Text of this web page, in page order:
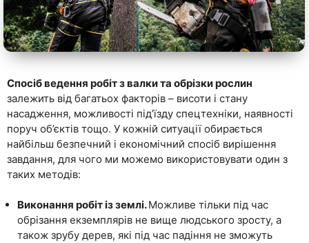
Спосіб ведення робіт з валки та обрізки рослин
залежить від багатьох факторів – висоти і стану
насадження, можливості під’їзду спецтехніки, наявності
поруч об’єктів тощо. У кожній ситуації обирається
найбільш безпечний і економічний спосіб вирішення
завдання, для чого ми можемо використовувати один з
таких методів:
Виконання робіт із землі.Можливе тільки під час
обрізання екземплярів не вище людського зросту, а
також зрубу дерев, які під час падіння не зможуть